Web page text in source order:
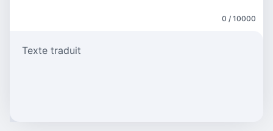
0 / 10000
Texte traduit